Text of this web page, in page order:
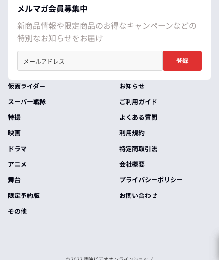
メルマガ会員募集中
新商品情報や限定商品のお得なキャンペーンなどの
特別なお知らせをお届け
登録
仮面ライダー
スーパー戦隊
特撮
映画
ドラマ
アニメ
舞台
限定予約版
その他
お知らせ
ご利用ガイド
よくある質問
利用規約
特定商取引法
会社概要
プライバシーポリシー
お問い合わせ